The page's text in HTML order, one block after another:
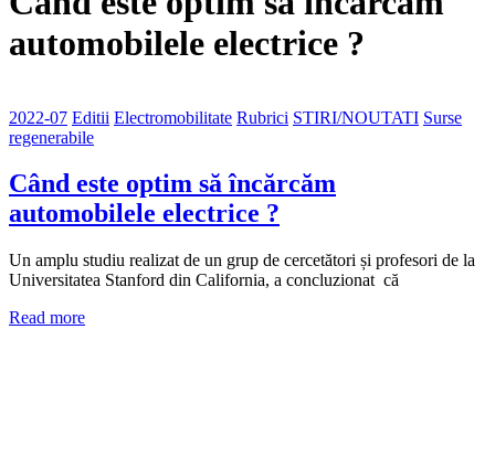
automobilele electrice ?
2022-07 Editii Electromobilitate Rubrici STIRI/NOUTATI Surse
regenerabile
Când este optim să încărcăm
automobilele electrice ?
Un amplu studiu realizat de un grup de cercetători și profesori de la
Universitatea Stanford din California, a concluzionat că
Read more